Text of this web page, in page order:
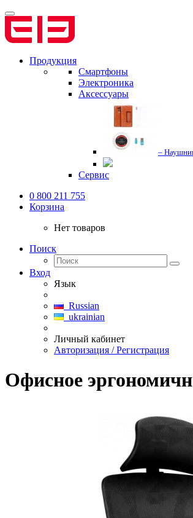
Продукция
Смартфоны
Электроника
Аксессуары
–
Сервис
0 800 211 755
Корзина
Нет товаров
Поиск
Вход
Язык
Russian
ukrainian
Личный кабинет
Авторизация / Регистрация
Офисное